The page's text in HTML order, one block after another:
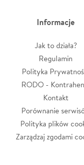
Informacje
Jak to działa?
Regulamin
Polityka
RODO -
Kontakt
Porównanie
Polityka plików
Zarządzaj zgodami